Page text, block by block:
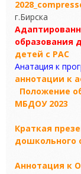
г.Бирска
образования
детей с РАС
Анатация к
аннотации к
Положение
МБДОУ 2023
Краткая
дошкольного
Аннотация к